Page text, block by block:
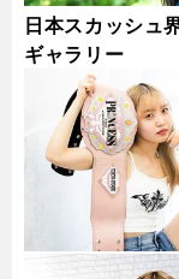
日本スカッシュ
ギャラリー